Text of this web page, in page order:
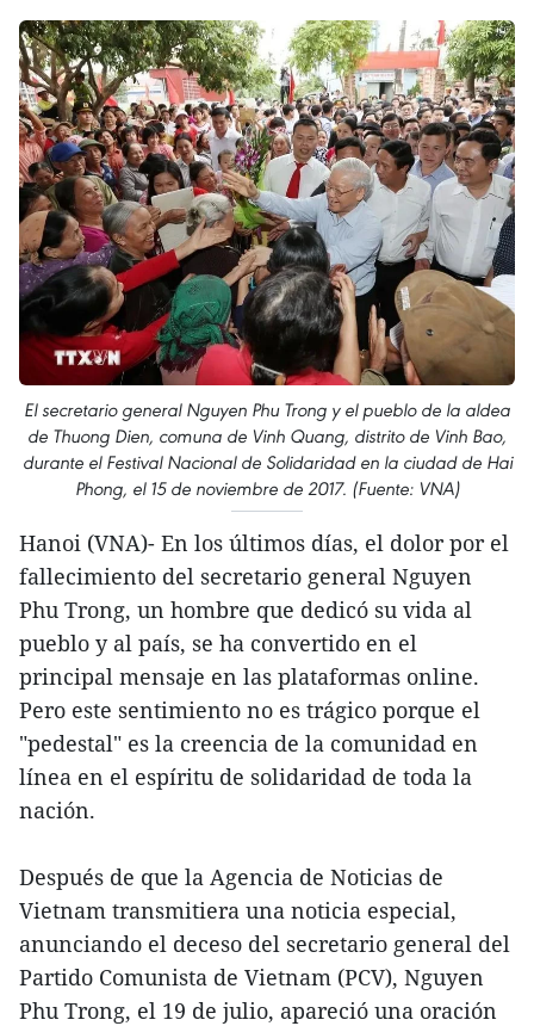
El secretario general Nguyen Phu Trong y el pueblo de la aldea
de Thuong Dien, comuna de Vinh Quang, distrito de Vinh Bao,
durante el Festival Nacional de Solidaridad en la ciudad de Hai
Phong, el 15 de noviembre de 2017. (Fuente: VNA)
Hanoi (VNA)- En los últimos días, el dolor por el
fallecimiento del secretario general Nguyen
Phu Trong, un hombre que dedicó su vida al
pueblo y al país, se ha convertido en el
principal mensaje en las plataformas online.
Pero este sentimiento no es trágico porque el
"pedestal" es la creencia de la comunidad en
línea en el espíritu de solidaridad de toda la
nación.
Después de que la Agencia de Noticias de
Vietnam transmitiera una noticia especial,
anunciando el deceso del secretario general del
Partido Comunista de Vietnam (PCV), Nguyen
Phu Trong, el 19 de julio, apareció una oración